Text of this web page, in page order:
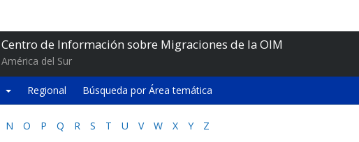
Centro de Información sobre Migraciones de la OIM
América del Sur
Regional Búsqueda por Área temática
N O P Q R S T U V W X Y Z